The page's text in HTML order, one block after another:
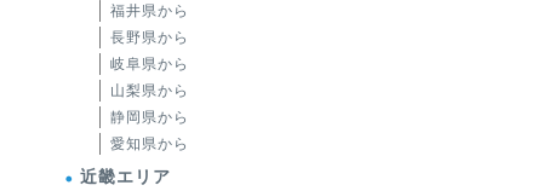
福井県から
長野県から
岐阜県から
山梨県から
静岡県から
愛知県から
近畿エリア